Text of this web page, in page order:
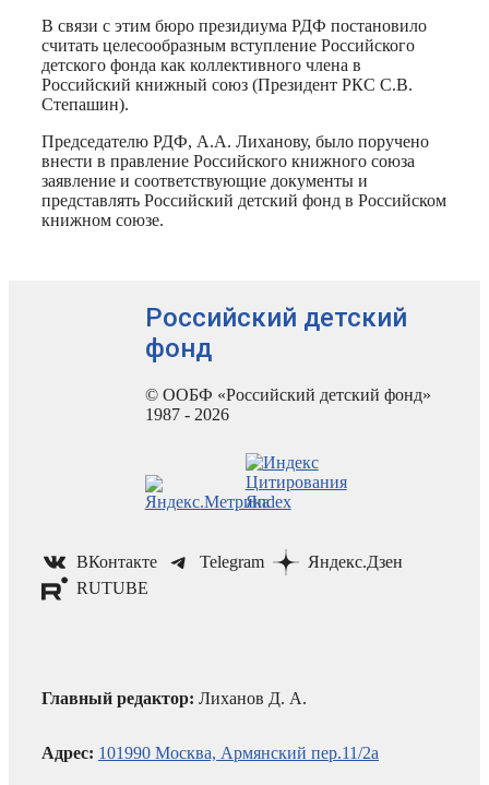
В связи с этим бюро президиума РДФ постановило
считать целесообразным вступление Российского
детского фонда как коллективного члена в
Российский книжный союз (Президент РКС С.В.
Степашин).
Председателю РДФ, А.А. Лиханову, было поручено
внести в правление Российского книжного союза
заявление и соответствующие документы и
представлять Российский детский фонд в Российском
книжном союзе.
Российский детский
фонд
© ООБФ «Российский детский фонд»
1987 - 2026
ВКонтакте Telegram
Яндекс.Дзен
RUTUBE
Главный редактор: Лиханов Д. А.
Адрес: 101990 Москва, Армянский пер.11/2а